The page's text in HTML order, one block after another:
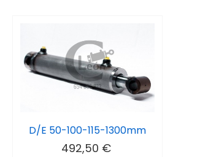
D/E 50-100-115-1300mm
492,50 €